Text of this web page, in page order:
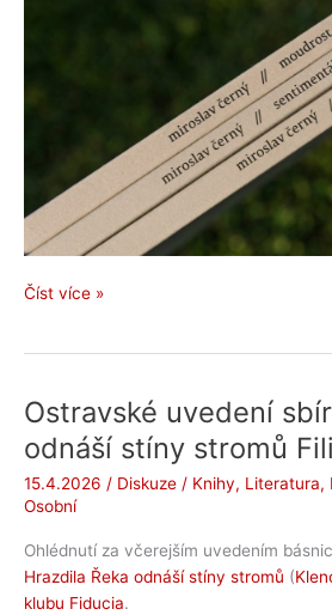
Miroslav
Číst více »
Ostravské uvedení
odnáší stíny stromů
15.4.2026 / Diskuze / Knihy, Literatura,
Osobní
Ohlédnutí za včerejším uvedením
Hrazdila Řeka odnáší stíny stromů (
klubu Fiducia.